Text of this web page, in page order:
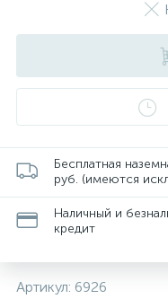
Бесплатная
руб. (имеются
Наличный и
кредит
Артикул: 6926